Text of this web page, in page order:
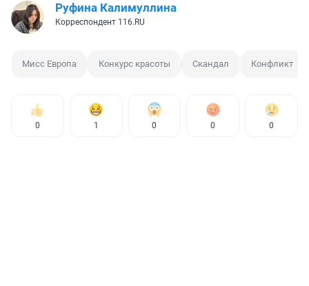
Руфина Калимуллина
Корреспондент 116.RU
Мисс Европа Конкурс красоты Скандал Конфликт
0 1 0 0 0